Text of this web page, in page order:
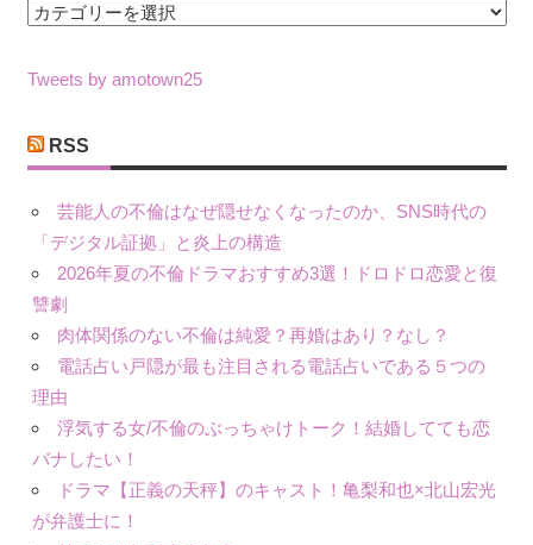
カ
ゴ
ー
Tweets by amotown25
RSS
芸能人の不倫はなぜ隠せなくなったのか、SNS時代の
「デジタル証拠」と炎上の構造
2026年夏の不倫ドラマおすすめ3選！ドロドロ恋愛と復
讐劇
肉体関係のない不倫は純愛？再婚はあり？なし？
電話占い戸隠が最も注目される電話占いである５つの
理由
浮気する女/不倫のぶっちゃけトーク！結婚してても恋
バナしたい！
ドラマ【正義の天秤】のキャスト！亀梨和也×北山宏光
が弁護士に！